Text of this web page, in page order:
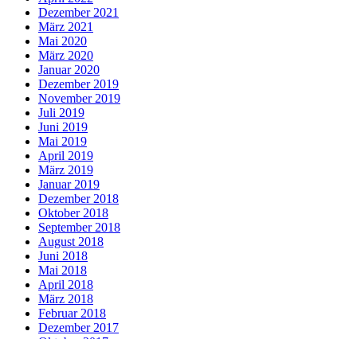
Dezember 2021
März 2021
Mai 2020
März 2020
Januar 2020
Dezember 2019
November 2019
Juli 2019
Juni 2019
Mai 2019
April 2019
März 2019
Januar 2019
Dezember 2018
Oktober 2018
September 2018
August 2018
Juni 2018
Mai 2018
April 2018
März 2018
Februar 2018
Dezember 2017